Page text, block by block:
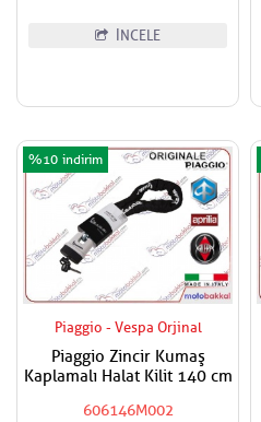
İNCELE
Piaggio - Vespa Orjinal
Piaggio Zincir Kumaş
Kaplamalı Halat Kilit 140 cm
606146M002
%10